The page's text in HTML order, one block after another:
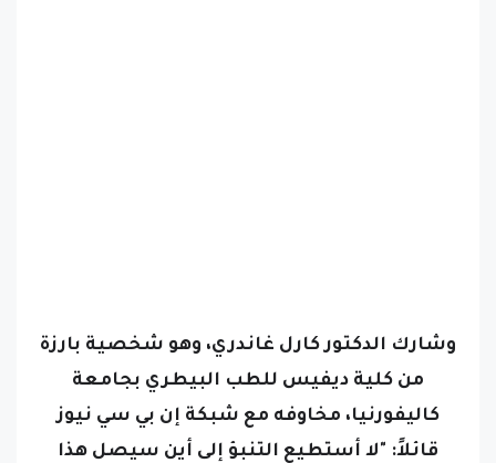
وشارك الدكتور كارل غاندري، وهو شخصية بارزة
من كلية ديفيس للطب البيطري بجامعة
كاليفورنيا، مخاوفه مع شبكة إن بي سي نيوز
قائلاً: "لا أستطيع التنبؤ إلى أين سيصل هذا